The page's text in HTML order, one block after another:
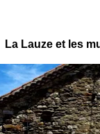
La Lauze et les